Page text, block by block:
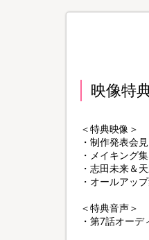
映像特
＜特典映像＞
・制作発表会見
・メイキング集
・志田未来＆
・オールアッ
＜特典音声＞
・第7話オー